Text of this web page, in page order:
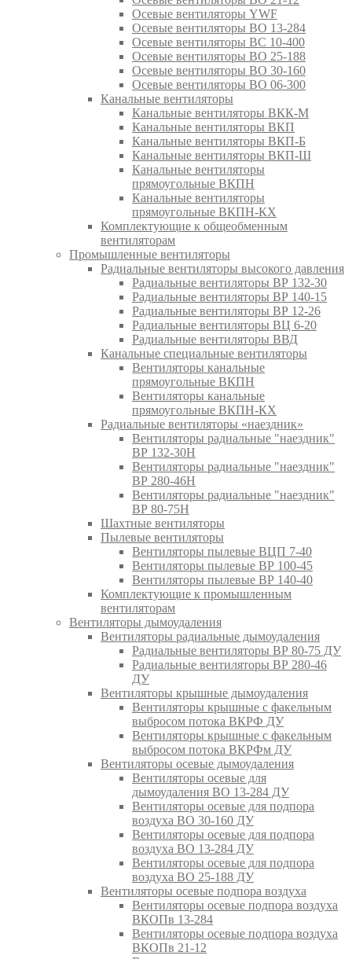
Осевые вентиляторы YWF
Осевые вентиляторы ВО 13-284
Осевые вентиляторы ВС 10-400
Осевые вентиляторы ВО 25-188
Осевые вентиляторы ВО 30-160
Осевые вентиляторы ВО 06-300
Канальные вентиляторы
Канальные вентиляторы ВКК-М
Канальные вентиляторы ВКП
Канальные вентиляторы ВКП-Б
Канальные вентиляторы ВКП-Ш
Канальные вентиляторы
прямоугольные ВКПН
Канальные вентиляторы
прямоугольные ВКПН-КХ
Комплектующие к общеобменным
вентиляторам
Промышленные вентиляторы
Радиальные вентиляторы высокого давления
Радиальные вентиляторы ВР 132-30
Радиальные вентиляторы ВР 140-15
Радиальные вентиляторы ВР 12-26
Радиальные вентиляторы ВЦ 6-20
Радиальные вентиляторы ВВД
Канальные специальные вентиляторы
Вентиляторы канальные
прямоугольные ВКПН
Вентиляторы канальные
прямоугольные ВКПН-КХ
Радиальные вентиляторы «наездник»
Вентиляторы радиальные "наездник"
ВР 132-30Н
Вентиляторы радиальные "наездник"
ВР 280-46Н
Вентиляторы радиальные "наездник"
ВР 80-75Н
Шахтные вентиляторы
Пылевые вентиляторы
Вентиляторы пылевые ВЦП 7-40
Вентиляторы пылевые ВР 100-45
Вентиляторы пылевые ВР 140-40
Комплектующие к промышленным
вентиляторам
Вентиляторы дымоудаления
Вентиляторы радиальные дымоудаления
Радиальные вентиляторы ВР 80-75 ДУ
Радиальные вентиляторы ВР 280-46
ДУ
Вентиляторы крышные дымоудаления
Вентиляторы крышные с факельным
выбросом потока ВКРФ ДУ
Вентиляторы крышные с факельным
выбросом потока ВКРФм ДУ
Вентиляторы осевые дымоудаления
Вентиляторы осевые для
дымоудаления ВО 13-284 ДУ
Вентиляторы осевые для подпора
воздуха ВО 30-160 ДУ
Вентиляторы осевые для подпора
воздуха ВО 13-284 ДУ
Вентиляторы осевые для подпора
воздуха ВО 25-188 ДУ
Вентиляторы осевые подпора воздуха
Вентиляторы осевые подпора воздуха
ВКОПв 13-284
Вентиляторы осевые подпора воздуха
ВКОПв 21-12